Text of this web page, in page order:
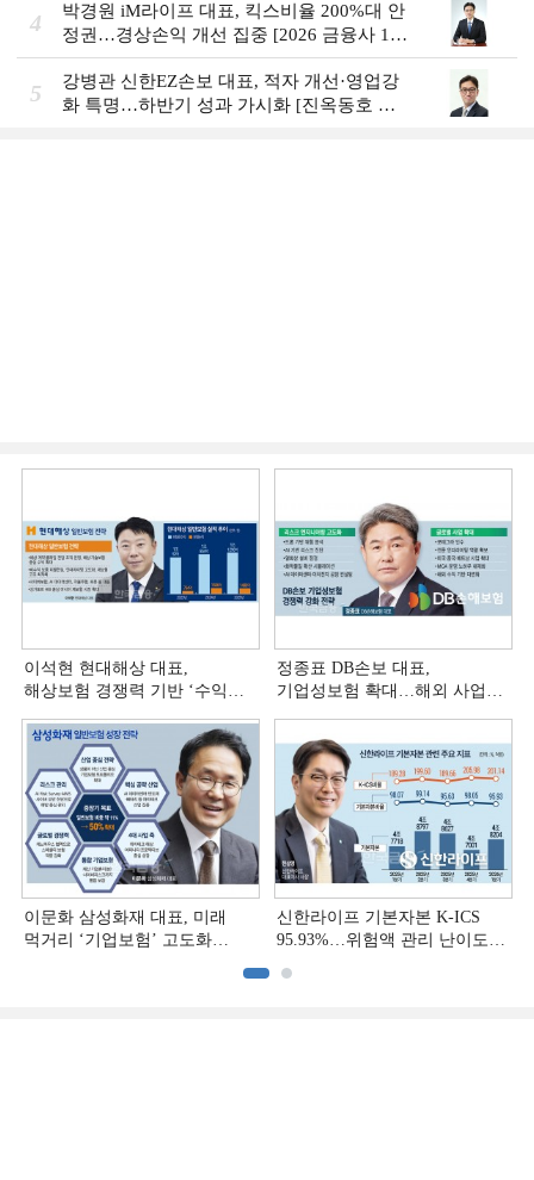
4
박경원 iM라이프 대표, 킥스비율 200%대 안
정권…경상손익 개선 집중 [2026 금융사 1분
기 실적]
5
강병관 신한EZ손보 대표, 적자 개선·영업강
화 특명…하반기 성과 가시화 [진옥동호 신
이석현 현대해상 대표,
해상보험 경쟁력 기반 ‘수익
(3)]
정종표 DB손보 대표,
기업성보험 확대…해외 사업
이문화 삼성화재 대표, 미래
먹거리 ‘기업보험’ 고도화
신한라이프 기본자본 K-ICS
95.93%…위험액 관리 난이도